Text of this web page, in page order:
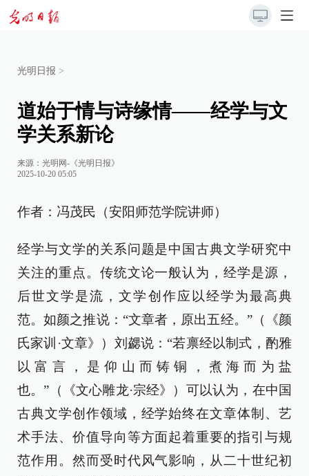
光明日报 >
道始于情与诗缘情——经学与文
学关系新论
来源： 光明网-《光明日报》
2025-10-20 05:05
作者：冯茂民（安阳师范学院讲师）
经学与文学的关系问题是中国古典文学研究中
关注的重点。传统文论一般认为，经学是源，
后世文学是流，文学创作应以经学为最高典
范。如颜之推说：“文章者，原出五经。”（《颜
氏家训·文章》）刘勰说：“若禀经以制式，酌雅
以富言，是仰山而铸铜，煮海而为盐
也。”（《文心雕龙·宗经》）可以认为，在中国
古典文学创作领域，经学始终在文章体制、艺
术手法、价值导向等方面起着重要的指引与规
范作用。然而受时代风气影响，从二十世纪初